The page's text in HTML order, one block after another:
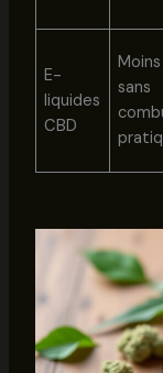
E-
liquides
CBD
sans